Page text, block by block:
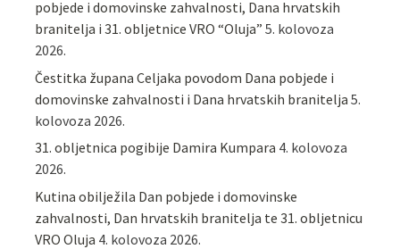
pobjede i domovinske zahvalnosti, Dana hrvatskih
branitelja i 31. obljetnice VRO “Oluja” 5. kolovoza
2026.
Čestitka župana Celjaka povodom Dana pobjede i
domovinske zahvalnosti i Dana hrvatskih branitelja 5.
kolovoza 2026.
31. obljetnica pogibije Damira Kumpara 4. kolovoza
2026.
Kutina obilježila Dan pobjede i domovinske
zahvalnosti, Dan hrvatskih branitelja te 31. obljetnicu
VRO Oluja 4. kolovoza 2026.